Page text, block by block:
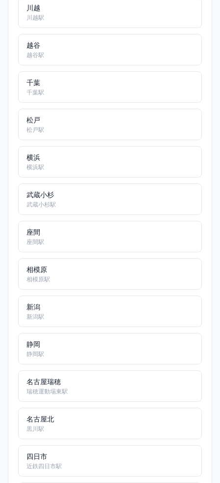
川越
川越駅
越谷
越谷駅
千葉
千葉駅
松戸
松戸駅
横浜
横浜駅
武蔵小杉
武蔵小杉駅
座間
座間駅
相模原
相模原駅
新潟
新潟駅
静岡
静岡駅
名古屋瑞穂
瑞穂運動場東駅
名古屋北
黒川駅
四日市
近鉄四日市駅